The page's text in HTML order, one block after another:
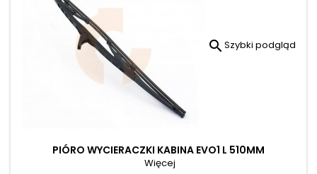
 Szybki podgląd
PIÓRO WYCIERACZKI KABINA EVO1 L 510MM
Więcej